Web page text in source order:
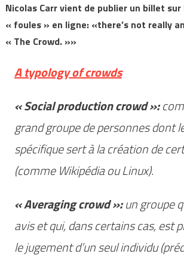
Nicolas Carr vient de publier un billet
« foules » en ligne: «there’s not really
« The Crowd. »»
A typology of crowds
« Social production crowd »:
grand groupe de personnes dont
spécifique sert à la création de
(comme Wikipédia ou Linux).
« Averaging crowd »:un groupe
avis et qui, dans certains cas, est
le jugement d’un seul individu